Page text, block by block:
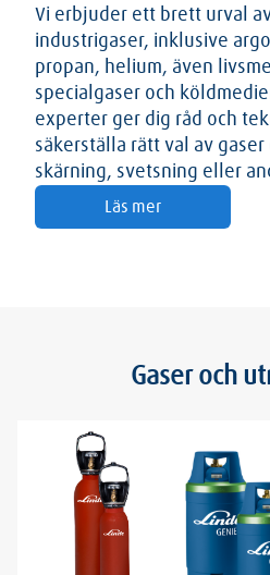
Vi erbjuder ett brett urval
industrigaser, inklusive
propan, helium, även
specialgaser och
experter ger dig råd och
säkerställa rätt val av
skärning, svetsning eller
Läs mer
Gaser och